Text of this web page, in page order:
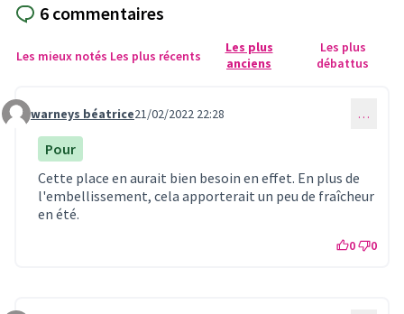
6 commentaires
Les mieux notés Les plus récents
Les plus
anciens
Les plus
débattus
Commentaire 445
warneys béatrice21/02/2022 22:28 …
Pour
Cette place en aurait bien besoin en effet. En plus de
l'embellissement, cela apporterait un peu de fraîcheur
en été.
0 0